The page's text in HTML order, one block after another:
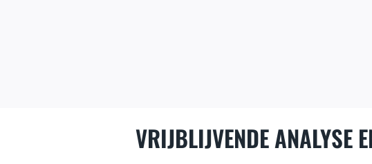
VRIJBLIJVENDE ANALYSE